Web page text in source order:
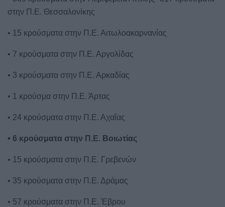
στην Π.Ε. Θεσσαλονίκης
• 15 κρούσματα στην Π.Ε. Αιτωλοακαρνανίας
• 7 κρούσματα στην Π.Ε. Αργολίδας
• 3 κρούσματα στην Π.Ε. Αρκαδίας
• 1 κρούσμα στην Π.Ε. Άρτας
• 24 κρούσματα στην Π.Ε. Αχαΐας
• 6 κρούσματα στην Π.Ε. Βοιωτίας
• 15 κρούσματα στην Π.Ε. Γρεβενών
• 35 κρούσματα στην Π.Ε. Δράμας
• 57 κρούσματα στην Π.Ε. Έβρου